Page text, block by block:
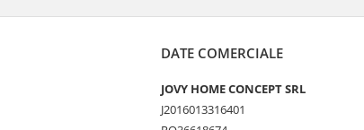
DATE COMERCIALE
JOVY HOME CONCEPT SRL
J2016013316401